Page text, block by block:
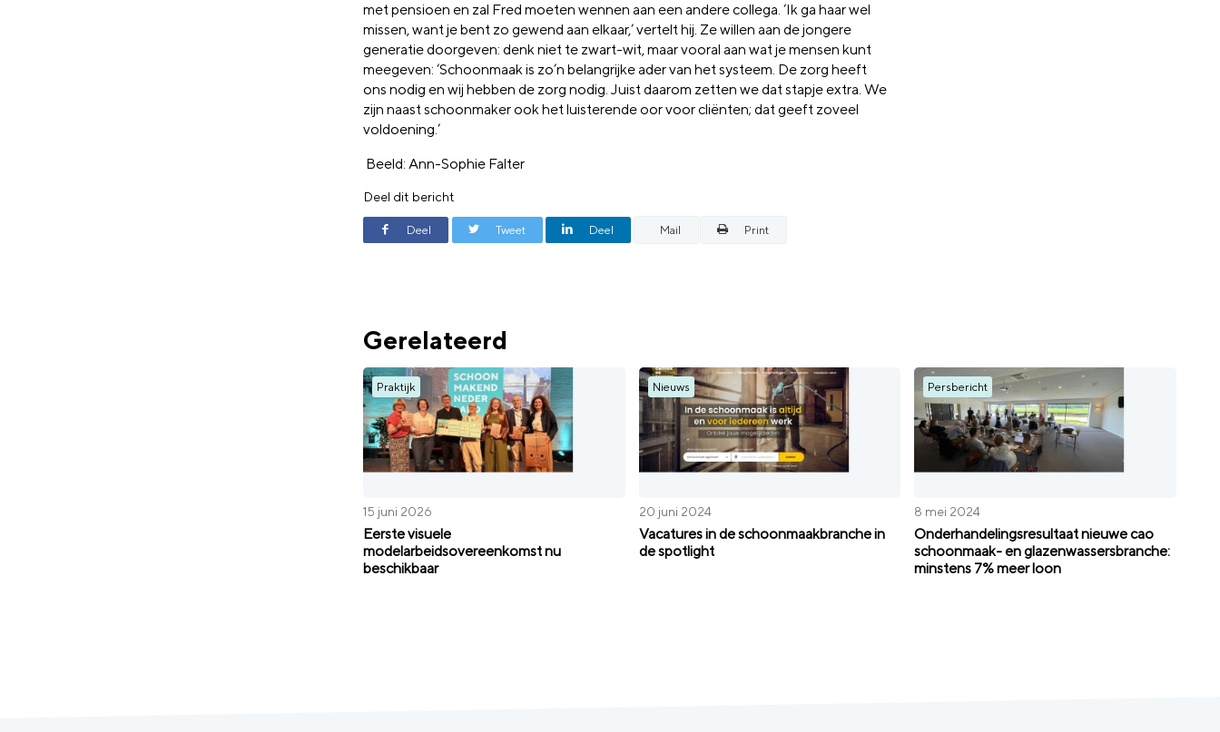
met pensioen en zal Fred moeten wennen aan een andere collega. ‘Ik ga haar wel
missen, want je bent zo gewend aan elkaar,’ vertelt hij. Ze willen aan de jongere
generatie doorgeven: denk niet te zwart-wit, maar vooral aan wat je mensen kunt
meegeven: ‘Schoonmaak is zo’n belangrijke ader van het systeem. De zorg heeft
ons nodig en wij hebben de zorg nodig. Juist daarom zetten we dat stapje extra. We
zijn naast schoonmaker ook het luisterende oor voor cliënten; dat geeft zoveel
voldoening.’
Beeld: Ann-Sophie Falter
Deel dit bericht
Deel Tweet Deel Mail Print
Gerelateerd
Praktijk
15 juni 2026
Eerste visuele
modelarbeidsovereenkomst nu
beschikbaar
Nieuws
20 juni 2024
Vacatures in de schoonmaakbranche in
de spotlight
Persbericht
8 mei 2024
Onderhandelingsresultaat nieuwe cao
schoonmaak- en glazenwassersbranche:
minstens 7% meer loon